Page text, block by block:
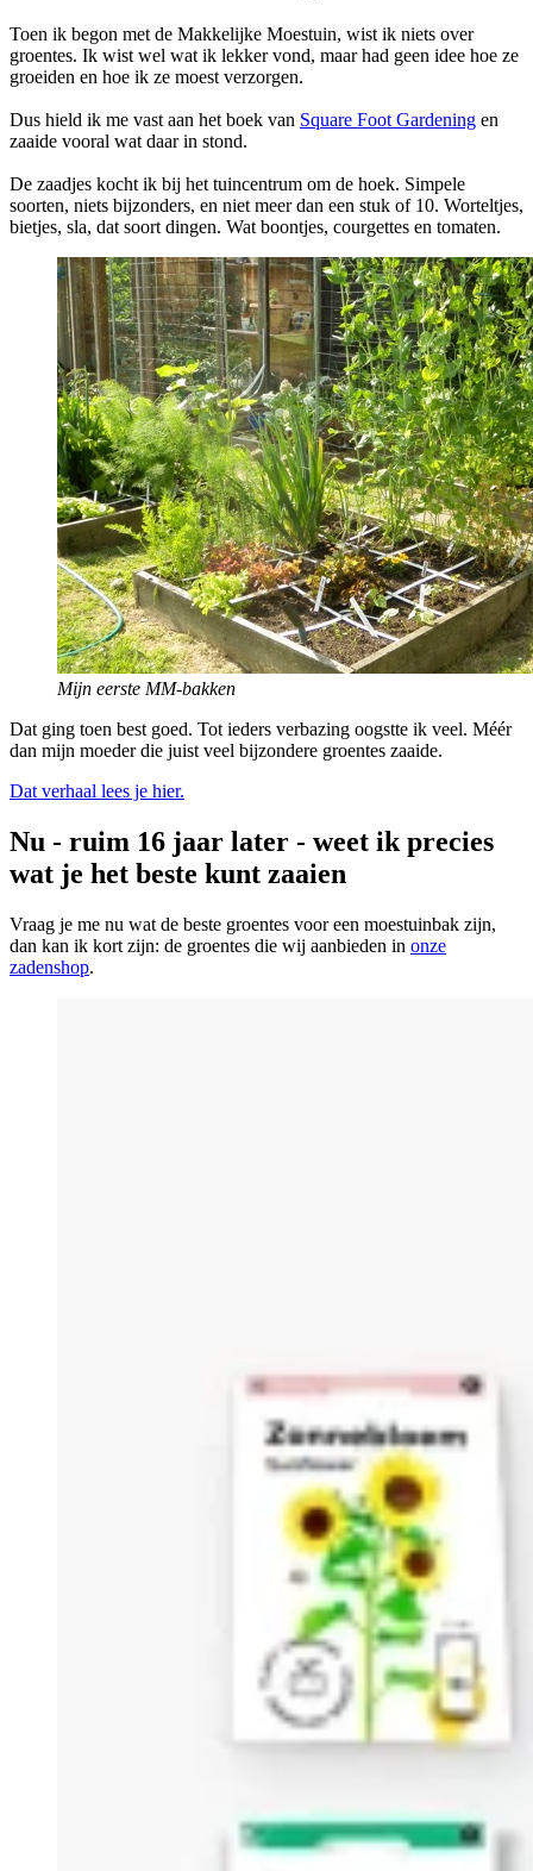
Toen ik begon met de Makkelijke Moestuin, wist ik niets over
groentes. Ik wist wel wat ik lekker vond, maar had geen idee hoe ze
groeiden en hoe ik ze moest verzorgen.
Dus hield ik me vast aan het boek van Square Foot Gardening en
zaaide vooral wat daar in stond.
De zaadjes kocht ik bij het tuincentrum om de hoek. Simpele
soorten, niets bijzonders, en niet meer dan een stuk of 10. Worteltjes,
bietjes, sla, dat soort dingen. Wat boontjes, courgettes en tomaten.
Mijn eerste MM-bakken
Dat ging toen best goed. Tot ieders verbazing oogstte ik veel. Méér
dan mijn moeder die juist veel bijzondere groentes zaaide.
Dat verhaal lees je hier.
Nu - ruim 16 jaar later - weet ik precies
wat je het beste kunt zaaien
Vraag je me nu wat de beste groentes voor een moestuinbak zijn,
dan kan ik kort zijn: de groentes die wij aanbieden in onze
zadenshop.